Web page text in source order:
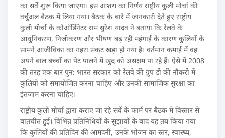
का सर्वे शुरू किया जाएगा। इस आशय का निर्णय राष्ट्रीय कुली मोर्चा की
वर्चुअल बैठक में लिया गया। बैठक के बारे में जानकारी देते हुए राष्ट्रीय
कुली मोर्चा के कोऑर्डिनेटर राम सुरेश यादव ने बताया कि रेलवे के
आधुनिकरण, निजीकरण और भीषण बढ़ रही महंगाई के कारण कुलियों के
सामने आजीविका का गहरा संकट खड़ा हो गया है। वर्तमान कमाई में वह
अपने बाल बच्चों का पेट पालने में खुद को असक्षम पा रहे हैं। ऐसे में 2008
की तरह एक बार पुन: भारत सरकार को रेलवे की ग्रुप डी की नौकरी में
कुलियों को समायोजित करना चाहिए और उनकी सामाजिक सुरक्षा का
इंतजाम करना चाहिए।
राष्ट्रीय कुली मोर्चा द्वारा कराए जा रहे सर्वे के फार्म पर बैठक में विस्तार से
बातचीत हुई। विभिन्न प्रतिनिधियों के सुझावों के बाद यह तय किया गया
कि कुलियों की प्रतिदिन की आमदनी, उनके भोजन का स्तर, स्वास्थ्य,